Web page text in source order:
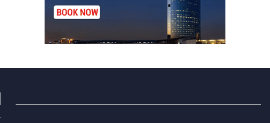
আন্তর্জাতিক মানবাধিকার সম্মেলনে
নেওয়ার অভিযোগ, থানায় মামলা-